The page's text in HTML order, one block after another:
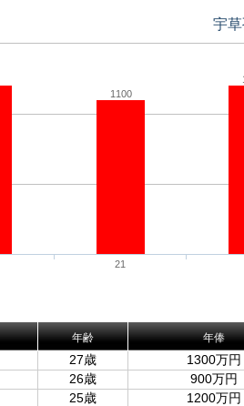
宇
1100
21
年齢 年俸
27歳 1300万円
26歳 900万円
25歳 1200万円